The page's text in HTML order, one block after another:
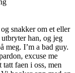
snakker om et eller
han, og jeg
meg. I’m a bad guy.
excuse me
faen i oss, men